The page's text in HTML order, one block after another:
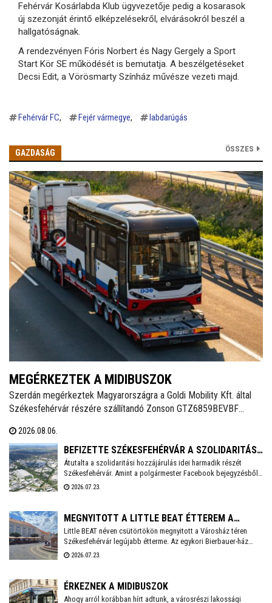
Fehérvár Kosárlabda Klub ügyvezetője pedig a kosarasok
új szezonját érintő elképzelésekről, elvárásokról beszél a
hallgatóságnak.
A rendezvényen Fóris Norbert és Nagy Gergely a Sport
Start Kör SE működését is bemutatja. A beszélgetéseket
Decsi Edit, a Vörösmarty Színház művésze vezeti majd.
Fehérvár FC Fejér vármegye labdarúgás
GAZDASÁG ÖSSZES
MEGÉRKEZTEK A MIDIBUSZOK
Szerdán megérkeztek Magyarországra a Goldi Mobility Kft. által
Székesfehérvár részére szállítandó Zonson GTZ6859BEVBF
hosszú járműveket nettó 126,23 millió forintos darabonkénti
vételáron szerzi be Székesfehérvár.
2026.08.06.
BEFIZETTE SZÉKESFEHÉRVÁR A SZOLIDARITÁSI
HOZZÁJÁRULÁS AKTUÁLIS RÉSZLETÉT
Átutalta a szolidaritási hozzájárulás idei harmadik részét
Székesfehérvár. Amint a polgármester Facebook bejegyzésből
kiderül, idén még 3,6 milliárd forintot kell befizetnie a városnak.
2026.07.23.
MEGNYITOTT A LITTLE BEAT ÉTTEREM A
VÁROSHÁZ TÉREN
Little BEAT néven csütörtökön megnyitott a Városház téren
Székesfehérvár legújabb étterme. Az egykori Bierbauer-ház
helyén 2010 óta a Pátria étterem működött egészen tavaly év
Kft. nyerte, mely többek között a Beat éttermet is évek óta nagy
2026.07.23.
ÉRKEZNEK A MIDIBUSZOK
Ahogy arról korábban hírt adtunk, a városrészi lakossági